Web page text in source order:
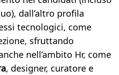
dall’altro profila
tecnologici, come
sfruttando
nell’ambito Hr, come
, designer, curatore e